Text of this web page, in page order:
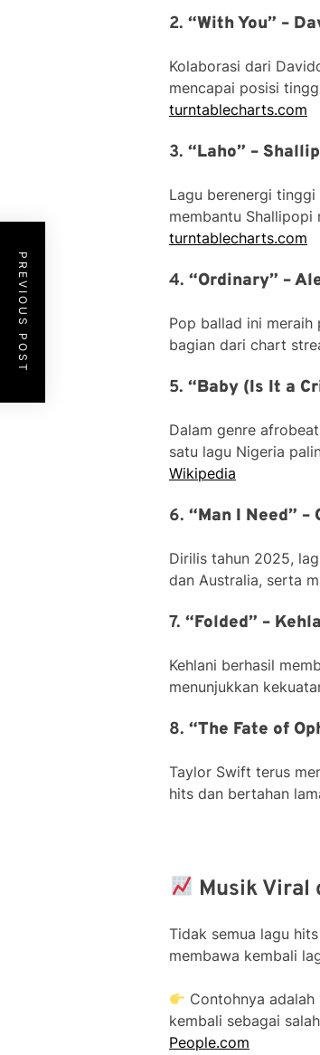
2. “With You” –
Kolaborasi dari
mencapai posisi
turntablecharts.com
3. “Laho” –
Lagu berenergi
membantu Shallipopi
turntablecharts.com
4. “Ordinary” –
Pop ballad ini
bagian dari chart
5. “Baby (Is It a
Dalam genre
satu lagu Nigeria
Wikipedia
6. “Man I Need” –
Dirilis tahun 2025,
dan Australia, serta
7. “Folded” –
Kehlani berhasil
menunjukkan
8. “The Fate of
Taylor Swift terus
hits dan bertahan
Musik Viral
Tidak semua lagu
membawa kembali
Contohnya adalah
kembali sebagai
People.com
PREVIOUS POST